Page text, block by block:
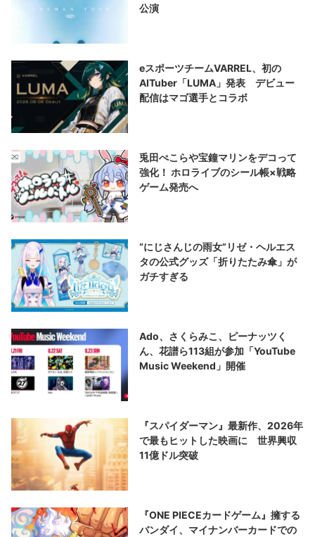
公演
eスポーツチームVARREL、初の
AITuber「LUMA」発表 デビュー
配信はマゴ選手とコラボ
兎田ぺこらや宝鐘マリンをデコって
強化！ ホロライブのシール帳×戦略
ゲーム発売へ
“にじさんじの雨女”リゼ・ヘルエス
タの公式グッズ「折りたたみ傘」が
ガチすぎる
Ado、さくらみこ、ピーナッツく
ん、花譜ら113組が参加「YouTube
Music Weekend」開催
『スパイダーマン』最新作、2026年
で最もヒットした映画に 世界興収
11億ドル突破
『ONE PIECEカードゲーム』擁する
バンダイ、マイナンバーカードでの